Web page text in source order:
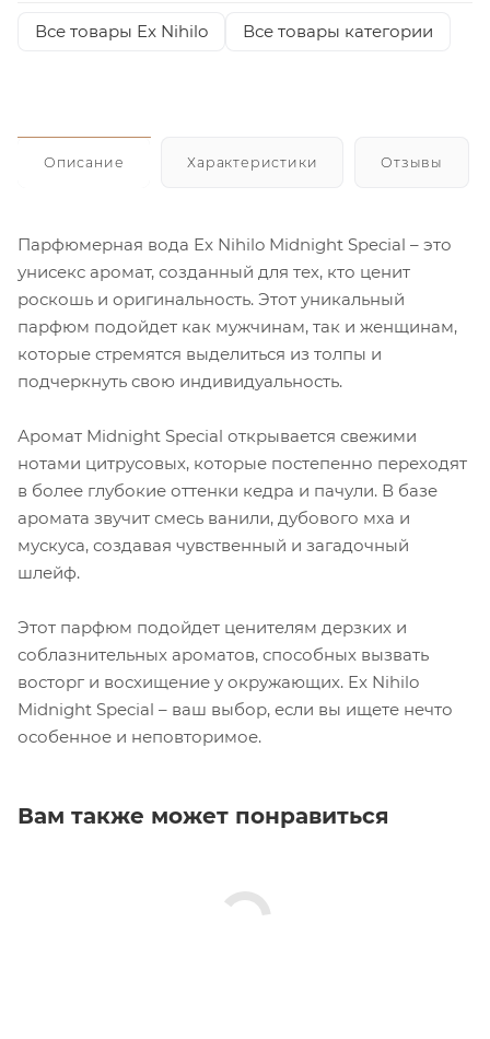
Все товары Ex Nihilo Все товары категории
Описание Характеристики Отзывы
Парфюмерная вода Ex Nihilo Midnight Special – это
унисекс аромат, созданный для тех, кто ценит
роскошь и оригинальность. Этот уникальный
парфюм подойдет как мужчинам, так и женщинам,
которые стремятся выделиться из толпы и
подчеркнуть свою индивидуальность.
Аромат Midnight Special открывается свежими
нотами цитрусовых, которые постепенно переходят
в более глубокие оттенки кедра и пачули. В базе
аромата звучит смесь ванили, дубового мха и
мускуса, создавая чувственный и загадочный
шлейф.
Этот парфюм подойдет ценителям дерзких и
соблазнительных ароматов, способных вызвать
восторг и восхищение у окружающих. Ex Nihilo
Midnight Special – ваш выбор, если вы ищете нечто
особенное и неповторимое.
Вам также может понравиться